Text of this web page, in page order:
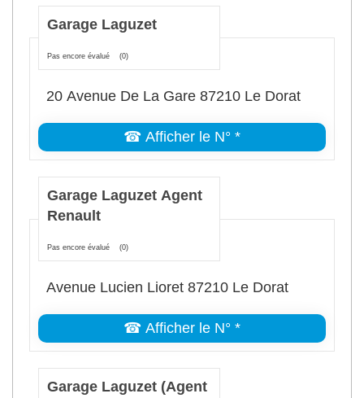
Garage Laguzet
Pas encore évalué (0)
20 Avenue De La Gare 87210 Le Dorat
☎ Afficher le N° *
Garage Laguzet Agent
Renault
Pas encore évalué (0)
Avenue Lucien Lioret 87210 Le Dorat
☎ Afficher le N° *
Garage Laguzet (Agent